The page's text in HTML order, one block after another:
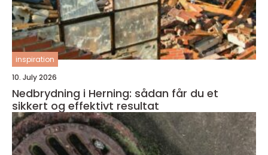
inspiration
10. July 2026
Nedbrydning i Herning: sådan får du et
sikkert og effektivt resultat